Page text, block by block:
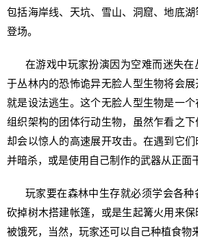
包括海岸线、天坑、雪山、洞窟、地底
登场。
在游戏中玩家扮演因为空难而迷失在
于丛林内的恐怖诡异无脸人型生物将会
就是设法逃生。这个无脸人型生物是一
组织架构的团体行动生物，虽然乍看之
却会以惊人的高速展开攻击。在遇到它
并暗杀，或是使用自己制作的武器从正面
玩家要在森林中生存就必须学会各种
砍掉树木搭建帐篷，或是生起篝火用来
被饿死，当然，玩家还可以自己种植食物